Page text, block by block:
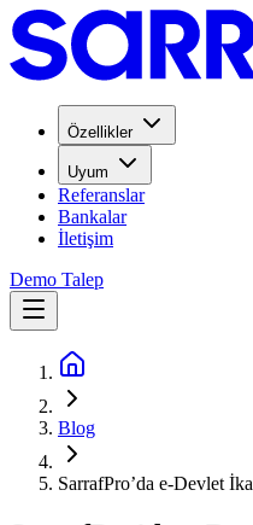
Özellikler
Uyum
Referanslar
Bankalar
İletişim
Demo Talep
Blog
SarrafPro’da e-Devlet